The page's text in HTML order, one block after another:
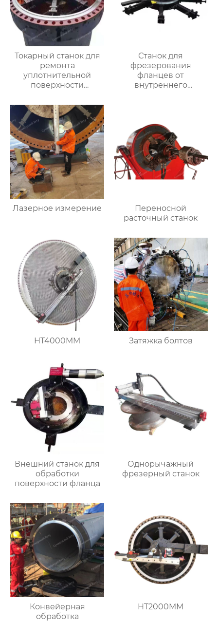
Токарный станок для
ремонта
уплотнительной
поверхности
HT3000MM
Станок для
фрезерования
фланцев от
внутреннего
Лазерное измерение
Переносной
расточный станок
HT4000MM Затяжка болтов
Внешний станок для
обработки
поверхности фланца
Однорычажный
фрезерный станок
Конвейерная
обработка
HT2000MM